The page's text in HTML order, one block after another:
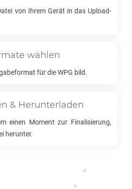
von Ihrem Gerät in das Upload-
wählen
für dieWPG bild.
& Herunterladen
einen Moment zur Finalisierung,
herunter.